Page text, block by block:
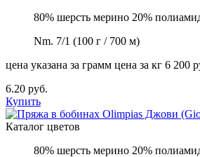
80% шерсть мерино 20%
Nm. 7/1 (100 г / 700 м)
цена указана за грамм цена за кг 6 200
6.20 руб.
Купить
Каталог цветов
80% шерсть мерино 20%